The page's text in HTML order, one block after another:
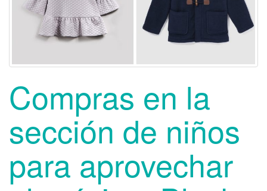
t
Compras en la
sección de niños
para aprovechar